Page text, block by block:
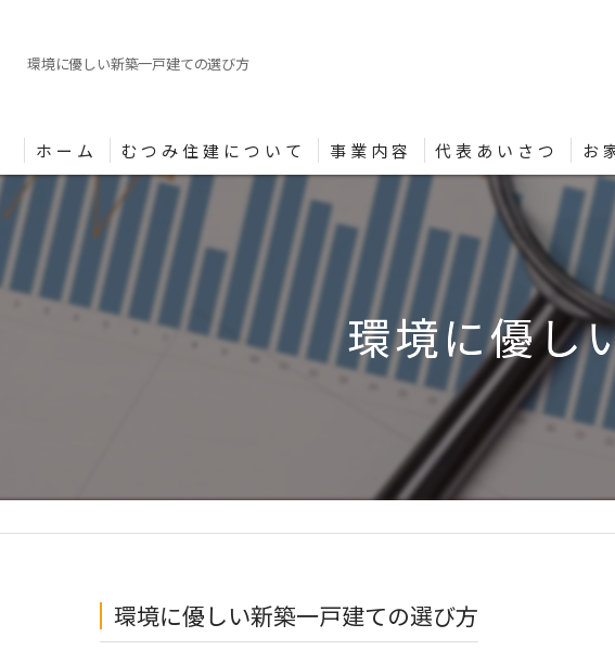
環境に優しい新築一戸建ての選び方
ホーム むつみ住建について 事業内容 代表あいさつ お
環境に優し
環境に優しい新築一戸建ての選び方